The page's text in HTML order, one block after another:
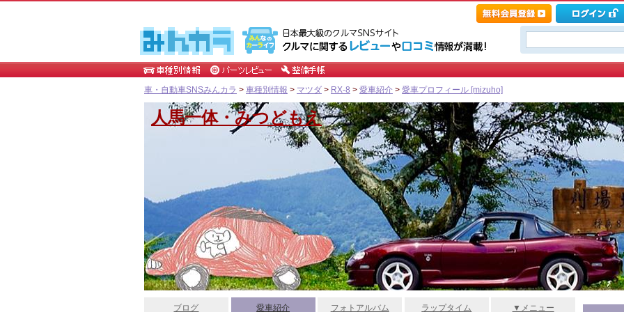
車・自動車SNSみんカラ > 車種別情報 > マツダ > RX-8 > 愛車紹介 > 愛車プロフィール [mizuho]
人馬一体・みつどもえ
ブログ 愛車紹介 フォトアルバム ラップタイム ▼メニュー